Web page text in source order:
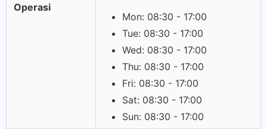
Operasi
Mon: 08:30 - 17:00
Tue: 08:30 - 17:00
Wed: 08:30 - 17:00
Thu: 08:30 - 17:00
Fri: 08:30 - 17:00
Sat: 08:30 - 17:00
Sun: 08:30 - 17:00